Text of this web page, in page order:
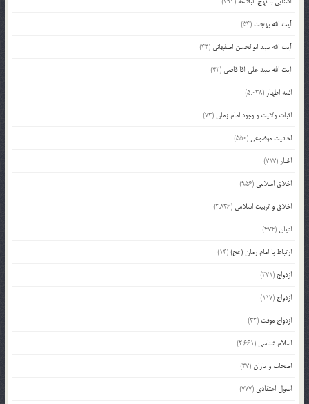
آیت الله بهجت (54)
آیت الله سید ابوالحسن اصفهانی (43)
آیت الله سید علی آقا قاضی (42)
ائمه اطهار (5,038)
اثبات ولایت و وجود امام زمان(73)
احادیث موضوعی (550)
اخبار (717)
اخلاق اسلامی (956)
اخلاق و تربیت اسلامی (2,836)
ادیان(474)
ارتباط با امام زمان (عج)(14)
ازدواج (371)
ازدواج (117)
ازدواج موقت (32)
اسلام شناسی (2,661)
اصحاب و یاران(37)
اصول اعتقادی (777)